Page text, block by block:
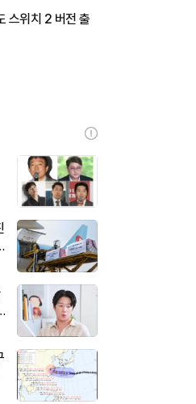
스위치 2 버전 출